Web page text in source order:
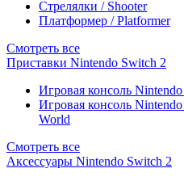
Стрелялки / Shooter
Платформер / Platformer
Смотреть все
Приставки Nintendo Switch 2
Игровая консоль
Игровая консоль
World
Смотреть все
Аксессуары Nintendo Switch 2